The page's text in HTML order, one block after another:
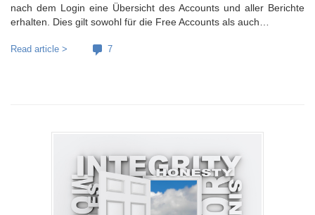
nach dem Login eine Übersicht des Accounts und aller Berichte
erhalten. Dies gilt sowohl für die Free Accounts als auch…
Read article > 7